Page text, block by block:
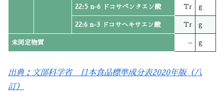
22:5 n-6 ドコサペンタエン酸 Tr g
22:6 n-3 ドコサヘキサエン酸 Tr g
未同定物質 – g
出典：文部科学省 日本食品標準成分表2020年版（八
訂）